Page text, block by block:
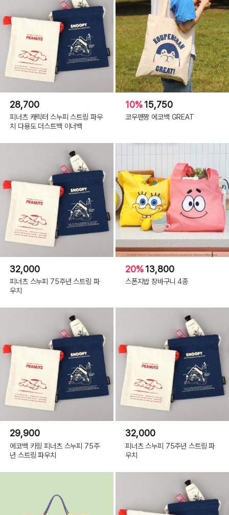
28,700
피너츠 캐릭터 스누피 스트링 파우
치 다용도 더스트백 이너백
10%15,750
코우펜짱 에코백 GREAT
32,000
피너츠 스누피 75주년 스트링 파
우치
20%13,800
스폰지밥 장바구니 4종
29,900
에코백 키링 피너츠 스누피 75주
년 스트링 파우치
32,000
피너츠 스누피 75주년 스트링 파
우치